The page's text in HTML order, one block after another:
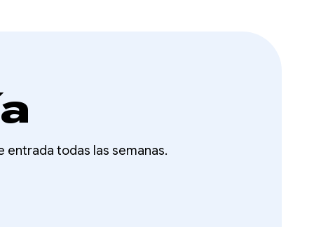
entrada todas las semanas.